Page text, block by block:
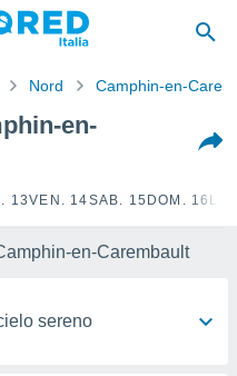
Nord Camphin-en-
en-
13VEN. 14SAB. 15 DOM. 16
en-Carembault
sereno